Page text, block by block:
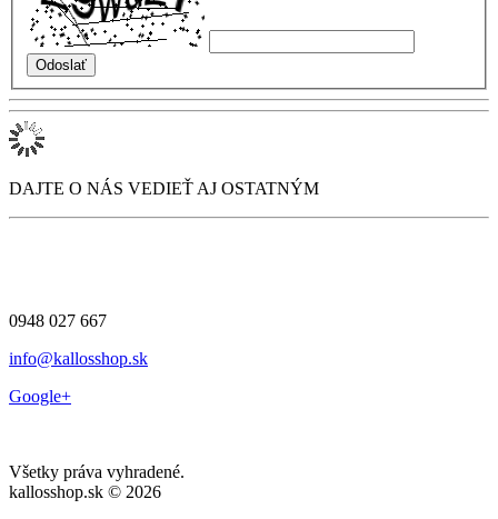
DAJTE O NÁS VEDIEŤ AJ OSTATNÝM
0948 027 667
info@kallosshop.sk
Google+
Všetky práva vyhradené.
kallosshop.sk © 2026